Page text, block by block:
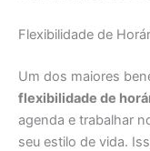
Flexibilidade de
Um dos maiores
flexibilidade de
agenda e trabalhar
seu estilo de vida.